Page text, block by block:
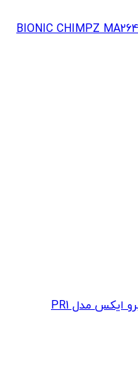
زانو بند و آرنجبند فلزی موتور سواری پرو ایکس مدل PR1